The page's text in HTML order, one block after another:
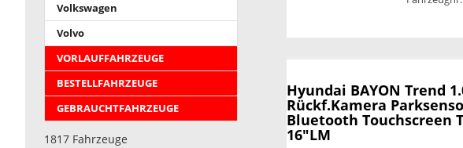
Hyundai BAYON Trend
Rückf.Kamera
Bluetooth Touchscreen
16"LM
Volkswagen
Volvo
VORLAUFFAHRZEUGE
BESTELLFAHRZEUGE
GEBRAUCHTFAHRZEUGE
1817 Fahrzeuge